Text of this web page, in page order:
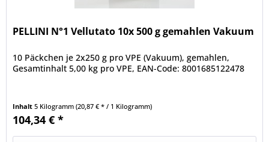
PELLINI N°1 Vellutato 10x 500 g gemahlen Vakuum
10 Päckchen je 2x250 g pro VPE (Vakuum), gemahlen,
Gesamtinhalt 5,00 kg pro VPE, EAN-Code: 8001685122478
Inhalt5 Kilogramm(20,87 € * / 1 Kilogramm)
104,34 € *